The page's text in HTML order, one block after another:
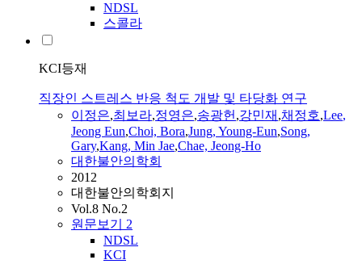
NDSL
스콜라
KCI등재
직장인 스트레스 반응 척도 개발 및 타당화 연구
이정은,최보라,정영은,송광헌,강민재 ,채정호,Lee,
Jeong Eun,Choi, Bora,Jung, Young-Eun,Song,
Gary,Kang, Min Jae,Chae, Jeong-Ho
대한불안의학회
2012
대한불안의학회지
Vol.8 No.2
원문보기 2
NDSL
KCI